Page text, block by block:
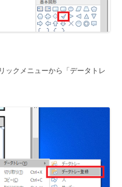
ックメニューから「データトレ